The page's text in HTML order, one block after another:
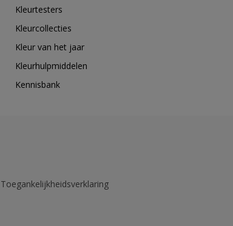
Kleurtesters
Kleurcollecties
Kleur van het jaar
Kleurhulpmiddelen
Kennisbank
Toegankelijkheidsverklaring